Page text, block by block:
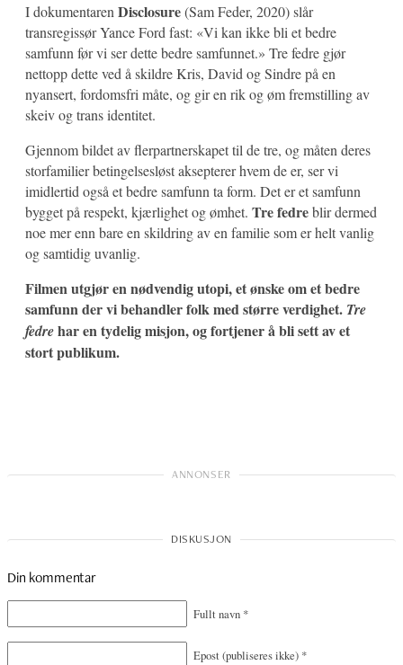
I dokumentarenDisclosure(Sam Feder, 2020) slår
transregissør Yance Ford fast: «Vi kan ikke bli et bedre
samfunn før vi ser dette bedre samfunnet.» Tre fedre gjør
nettopp dette ved å skildre Kris, David og Sindre på en
nyansert, fordomsfri måte, og gir en rik og øm fremstilling av
skeiv og trans identitet.
Gjennom bildet av flerpartnerskapet til de tre, og måten deres
storfamilier betingelsesløst aksepterer hvem de er, ser vi
imidlertid også et bedre samfunn ta form. Det er et samfunn
bygget på respekt, kjærlighet og ømhet. Tre fedreblir dermed
noe mer enn bare en skildring av en familie som er helt vanlig
og samtidig uvanlig.
Filmen utgjør en nødvendig utopi, et ønske om et bedre
samfunn der vi behandler folk med større verdighet. Tre
fedrehar en tydelig misjon, og fortjener å bli sett av et
stort publikum.
Din kommentar
Fullt navn *
Epost(publiseres ikke) *